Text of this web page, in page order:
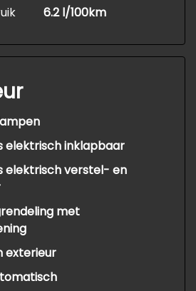
6.2 l/100km
elektrisch inklapbaar
elektrisch verstel- en
met
exterieur